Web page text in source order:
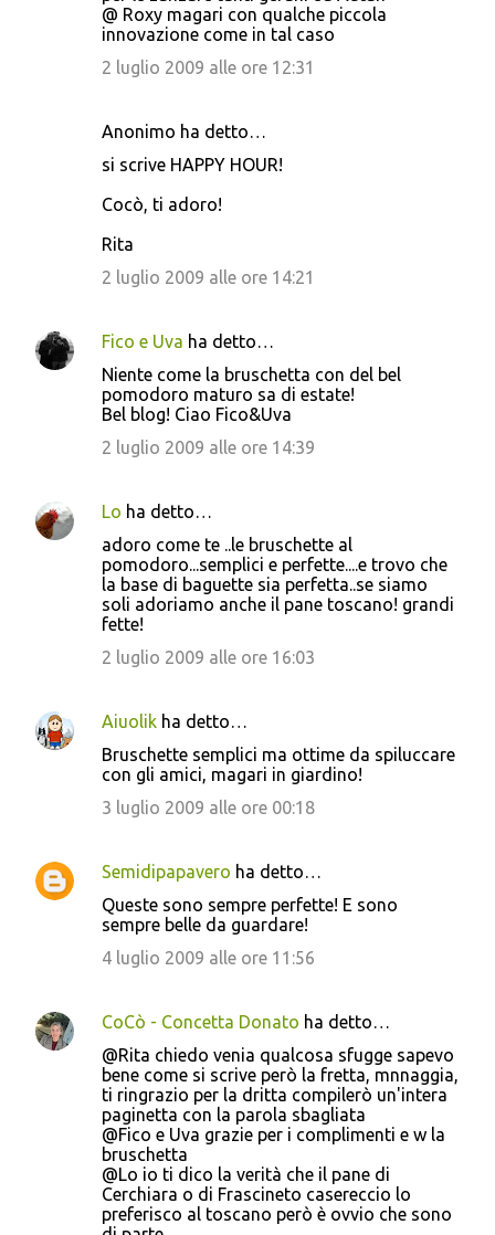
@ Roxy magari con qualche piccola
innovazione come in tal caso
2 luglio 2009 alle ore 12:31
Anonimo ha detto…
si scrive HAPPY HOUR!
Cocò, ti adoro!
Rita
2 luglio 2009 alle ore 14:21
Fico e Uva ha detto…
Niente come la bruschetta con del bel
pomodoro maturo sa di estate!
Bel blog! Ciao Fico&Uva
2 luglio 2009 alle ore 14:39
Lo ha detto…
adoro come te ..le bruschette al
pomodoro...semplici e perfette....e trovo che
la base di baguette sia perfetta..se siamo
soli adoriamo anche il pane toscano! grandi
fette!
2 luglio 2009 alle ore 16:03
Aiuolik ha detto…
Bruschette semplici ma ottime da spiluccare
con gli amici, magari in giardino!
3 luglio 2009 alle ore 00:18
Semidipapavero ha detto…
Queste sono sempre perfette! E sono
sempre belle da guardare!
4 luglio 2009 alle ore 11:56
CoCò - Concetta Donato ha detto…
@Rita chiedo venia qualcosa sfugge sapevo
bene come si scrive però la fretta, mnnaggia,
ti ringrazio per la dritta compilerò un'intera
paginetta con la parola sbagliata
@Fico e Uva grazie per i complimenti e w la
bruschetta
@Lo io ti dico la verità che il pane di
Cerchiara o di Frascineto casereccio lo
preferisco al toscano però è ovvio che sono